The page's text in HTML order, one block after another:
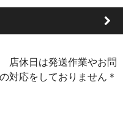
店休日は発送作業やお問
対応をしておりません＊